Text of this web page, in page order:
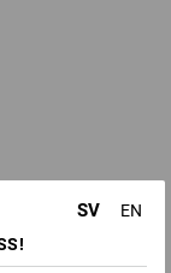
SV
EN